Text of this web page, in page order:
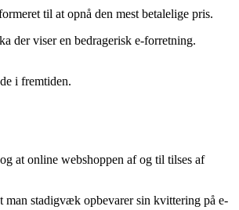
til at opnå den mest betalelige pris.
der viser en bedragerisk e-forretning.
i fremtiden.
at online webshoppen af og til tilses af
stadigvæk opbevarer sin kvittering på e-